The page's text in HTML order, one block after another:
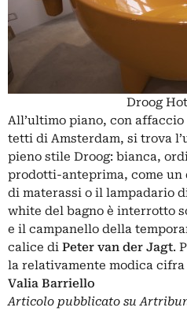
Droog
All’ultimo piano, con
tetti di Amsterdam, si trova
pieno stile Droog: bianca,
prodotti-anteprima, come
di materassi o il lampadario
white del bagno è interrotto
e il campanello della
calice di Peter van der Jagt.
la relativamente modica cifra
Valia Barriello
Articolo pubblicato su